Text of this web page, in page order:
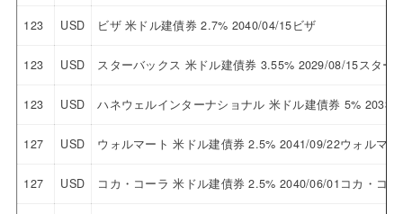
123 USD ビザ 米ドル建債券 2.7% 2040/04/15ビザ
123 USD スターバックス 米ドル建債券 3.55% 2029/08/15スター
123 USD ハネウェルインターナショナル 米ドル建債券 5% 2033/
127 USD ウォルマート 米ドル建債券 2.5% 2041/09/22ウォルマー
127 USD コカ・コーラ 米ドル建債券 2.5% 2040/06/01コカ・コー